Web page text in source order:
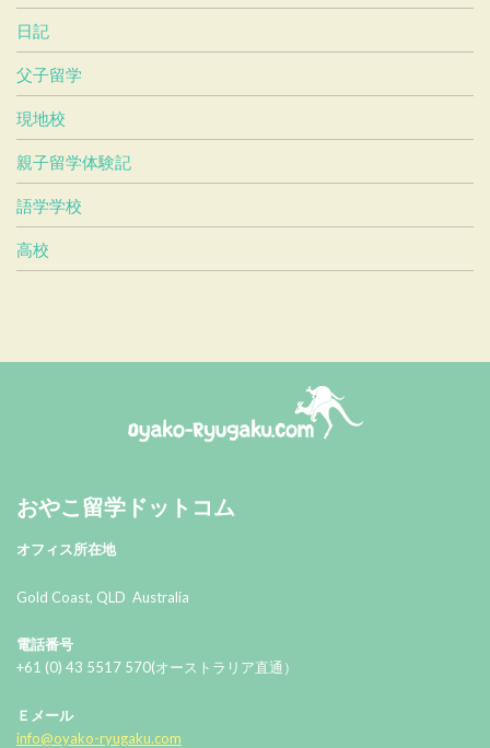
日記
父子留学
現地校
親子留学体験記
語学学校
高校
おやこ留学ドットコム
オフィス所在地
Gold Coast, QLD Australia
電話番号
+61 (0) 43 5517 570(オーストラリア直通）
Ｅメール
info@oyako-ryugaku.com